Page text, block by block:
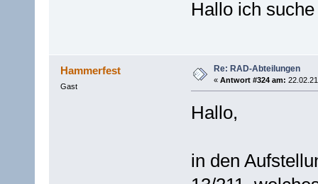
Hallo ich
Hammerfest
Gast
Re: RAD-Abteilungen
« Antwort #324 am:
Hallo,
in den